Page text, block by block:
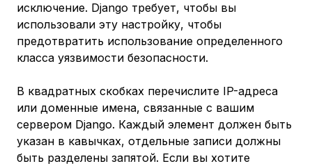
исключение. Django требует, чтобы вы
использовали эту настройку, чтобы
предотвратить использование определенного
класса уязвимости безопасности.
В квадратных скобках перечислите IP-адреса
или доменные имена, связанные с вашим
сервером Django. Каждый элемент должен быть
указан в кавычках, отдельные записи должны
быть разделены запятой. Если вы хотите